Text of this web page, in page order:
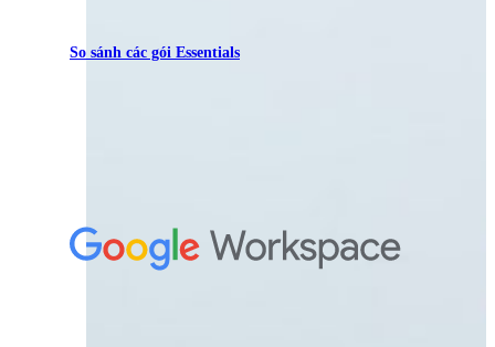
So sánh các gói Essentials